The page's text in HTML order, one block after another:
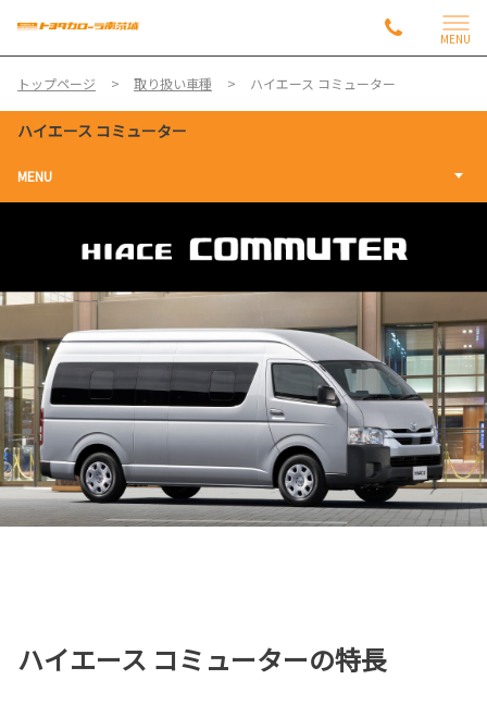
MENU
トップページ 取り扱い車種 ハイエース コミューター
ハイエース コミューター
MENU
ハイエース コミューターの特長